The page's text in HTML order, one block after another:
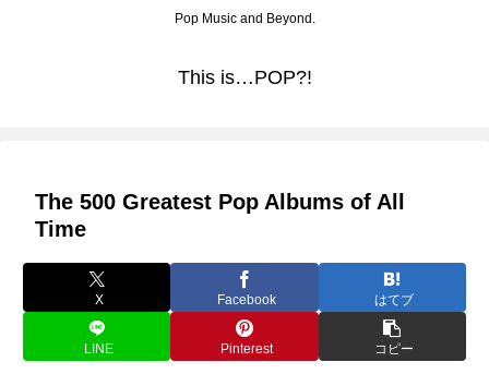
Pop Music and Beyond.
This is…POP?!
The 500 Greatest Pop Albums of All
Time
X Facebook はてブ
LINE Pinterest コピー